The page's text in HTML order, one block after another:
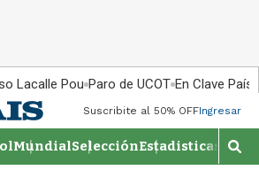
Lacalle Pou Paro de UCOT En Clave País
Suscribite al 50% OFFIngresar
MundialSelecciónEstadisticas
M